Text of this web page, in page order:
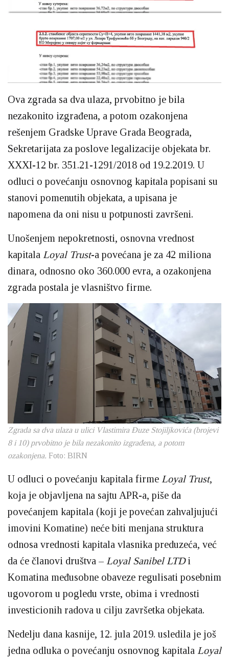
Ova zgrada sa dva ulaza, prvobitno je bila
nezakonito izgrađena, a potom ozakonjena
rešenjem Gradske Uprave Grada Beograda,
Sekretarijata za poslove legalizacije objekata br.
XXXI-12 br. 351.21-1291/2018 od 19.2.2019. U
odluci o povećanju osnovnog kapitala popisani su
stanovi pomenutih objekata, a upisana je
napomena da oni nisu u potpunosti završeni.
Unošenjem nepokretnosti, osnovna vrednost
kapitala Loyal Trust-a povećana je za 42 miliona
dinara, odnosno oko 360.000 evra, a ozakonjena
zgrada postala je vlasništvo firme.
Zgrada sa dva ulaza u ulici Vlastimira Đuze Stojiljkovića (brojevi
8 i 10) prvobitno je bila nezakonito izgrađena, a potom
ozakonjena. Foto: BIRN
U odluci o povećanju kapitala firme Loyal Trust,
koja je objavljena na sajtu APR-a, piše da
povećanjem kapitala (koji je povećan zahvaljujući
imovini Komatine) neće biti menjana struktura
odnosa vrednosti kapitala vlasnika preduzeća, već
da će članovi društva – Loyal Sanibel LTDi
Komatina međusobne obaveze regulisati posebnim
ugovorom u pogledu vrste, obima i vrednosti
investicionih radova u cilju završetka objekata.
Nedelju dana kasnije, 12. jula 2019. usledila je još
jedna odluka o povećanju osnovnog kapitala Loyal